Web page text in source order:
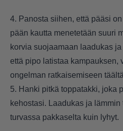
4. Panosta siihen, että pääsi
pään kautta menetetään suuri
korvia suojaamaan laadukas
että pipo latistaa kampauksen,
ongelman ratkaisemiseen
5. Hanki pitkä toppatakki, joka
kehostasi. Laadukas ja
turvassa pakkaselta kuin lyhyt.